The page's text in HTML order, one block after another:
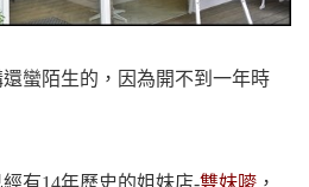
蠻陌生的，因為開不到一年時
有14年歷史的姐妹店-雙妹嘜 ，